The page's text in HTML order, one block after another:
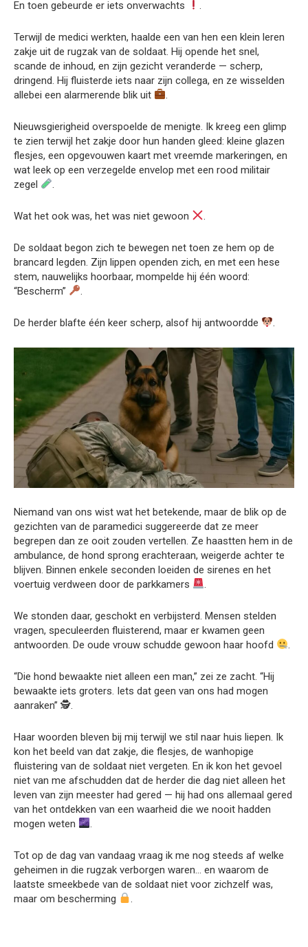
En toen gebeurde er iets onverwachts .
Terwijl de medici werkten, haalde een van hen een klein leren
zakje uit de rugzak van de soldaat. Hij opende het snel,
scande de inhoud, en zijn gezicht veranderde — scherp,
dringend. Hij fluisterde iets naar zijn collega, en ze wisselden
allebei een alarmerende blik uit
.
Nieuwsgierigheid overspoelde de menigte. Ik kreeg een glimp
te zien terwijl het zakje door hun handen gleed: kleine glazen
flesjes, een opgevouwen kaart met vreemde markeringen, en
wat leek op een verzegelde envelop met een rood militair
zegel
.
Wat het ook was, het was niet gewoon .
De soldaat begon zich te bewegen net toen ze hem op de
brancard legden. Zijn lippen openden zich, en met een hese
stem, nauwelijks hoorbaar, mompelde hij één woord:
“Bescherm”
.
De herder blafte één keer scherp, alsof hij antwoordde .
Niemand van ons wist wat het betekende, maar de blik op de
gezichten van de paramedici suggereerde dat ze meer
begrepen dan ze ooit zouden vertellen. Ze haastten hem in de
ambulance, de hond sprong erachteraan, weigerde achter te
blijven. Binnen enkele seconden loeiden de sirenes en het
voertuig verdween door de parkkamers
.
We stonden daar, geschokt en verbijsterd. Mensen stelden
vragen, speculeerden fluisterend, maar er kwamen geen
antwoorden. De oude vrouw schudde gewoon haar hoofd
.
“Die hond bewaakte niet alleen een man,” zei ze zacht. “Hij
bewaakte iets groters. Iets dat geen van ons had mogen
aanraken” 🕵️.
Haar woorden bleven bij mij terwijl we stil naar huis liepen. Ik
kon het beeld van dat zakje, die flesjes, de wanhopige
fluistering van de soldaat niet vergeten. En ik kon het gevoel
niet van me afschudden dat de herder die dag niet alleen het
leven van zijn meester had gered — hij had ons allemaal gered
van het ontdekken van een waarheid die we nooit hadden
mogen weten
.
Tot op de dag van vandaag vraag ik me nog steeds af welke
geheimen in die rugzak verborgen waren… en waarom de
laatste smeekbede van de soldaat niet voor zichzelf was,
maar om bescherming
.